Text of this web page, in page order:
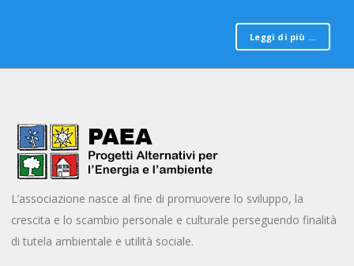
Leggi di più …
L’associazione nasce al fine di promuovere lo sviluppo, la
crescita e lo scambio personale e culturale perseguendo finalità
di tutela ambientale e utilità sociale.